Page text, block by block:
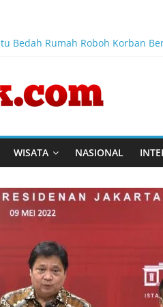
Bedah Rumah Roboh Korban
Keamanan Transportasi Laut
Megawati Soekarnoputri
dan Pengabdiannya Masih
WISATA NASIONAL